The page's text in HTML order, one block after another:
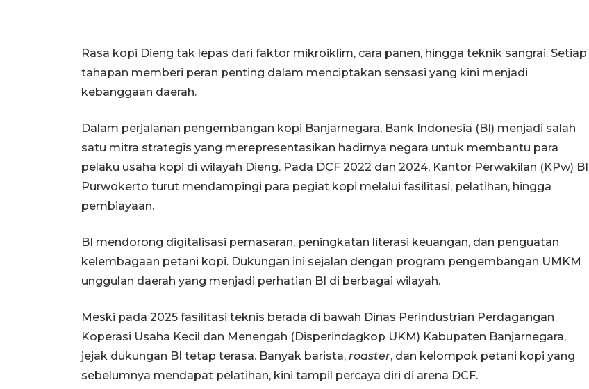
Rasa kopi Dieng tak lepas dari faktor mikroiklim, cara panen, hingga teknik sangrai. Setiap
tahapan memberi peran penting dalam menciptakan sensasi yang kini menjadi
kebanggaan daerah.
Dalam perjalanan pengembangan kopi Banjarnegara, Bank Indonesia (BI) menjadi salah
satu mitra strategis yang merepresentasikan hadirnya negara untuk membantu para
pelaku usaha kopi di wilayah Dieng. Pada DCF 2022 dan 2024, Kantor Perwakilan (KPw) BI
Purwokerto turut mendampingi para pegiat kopi melalui fasilitasi, pelatihan, hingga
pembiayaan.
BI mendorong digitalisasi pemasaran, peningkatan literasi keuangan, dan penguatan
kelembagaan petani kopi. Dukungan ini sejalan dengan program pengembangan UMKM
unggulan daerah yang menjadi perhatian BI di berbagai wilayah.
Meski pada 2025 fasilitasi teknis berada di bawah Dinas Perindustrian Perdagangan
Koperasi Usaha Kecil dan Menengah (Disperindagkop UKM) Kabupaten Banjarnegara,
jejak dukungan BI tetap terasa. Banyak barista, roaster, dan kelompok petani kopi yang
sebelumnya mendapat pelatihan, kini tampil percaya diri di arena DCF.
potensi peternakan di Klaten